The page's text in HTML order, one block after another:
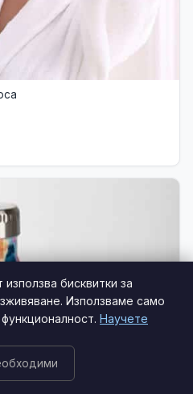
бисквитки за по-добро
бисквитки за
Използваме само
Научете